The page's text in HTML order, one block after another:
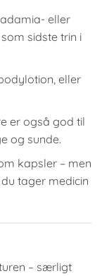
eller
sidste trin i
eller
er også god til
og sunde.
kapsler – men
tager medicin
– særligt